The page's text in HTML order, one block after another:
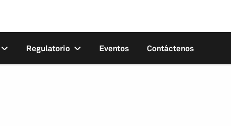
Regulatorio Eventos Contáctenos